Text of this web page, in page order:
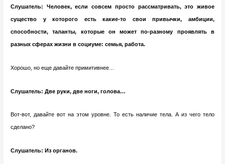
Слушатель: Человек, если совсем просто рассматривать, это живое
существо у которого есть какие-то свои привычки, амбиции,
способности, таланты, которые он может по-разному проявлять в
разных сферах жизни в социуме: семья, работа.
Хорошо, но еще давайте примитивнее…
Слушатель: Две руки, две ноги, голова…
Вот-вот, давайте вот на этом уровне. То есть наличие тела. А из чего тело
сделано?
Слушатель: Из органов.